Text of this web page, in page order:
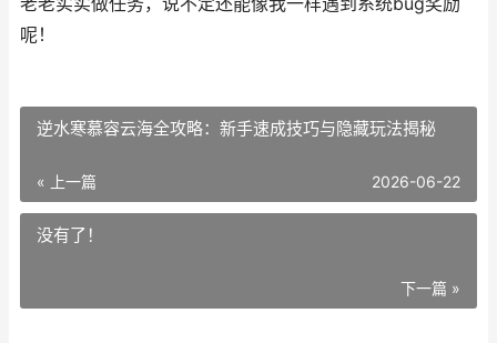
呢！
逆水寒慕容云海全攻略：新手速成技巧与隐藏玩法揭秘
« 上一篇 2026-06-22
没有了！
下一篇 »